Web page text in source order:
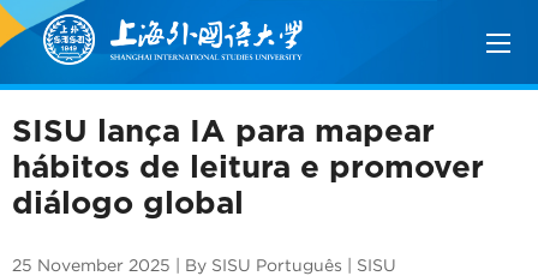
SISU lança IA para mapear
hábitos de leitura e promover
diálogo global
25 November 2025 | By SISU Português | SISU